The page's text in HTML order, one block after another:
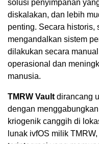
solusi penyimpanan
diskalakan, dan lebih
penting. Secara
mengandalkan sistem
dilakukan secara
operasional dan
manusia.
TMRW Vault dirancang
dengan
kriogenik canggih di
lunak ivfOS milik